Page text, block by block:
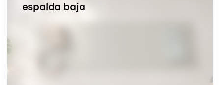
espalda baja